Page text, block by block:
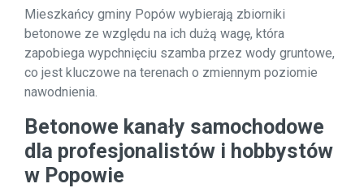
Mieszkańcy gminy Popów wybierają zbiorniki
betonowe ze względu na ich dużą wagę, która
zapobiega wypchnięciu szamba przez wody gruntowe,
co jest kluczowe na terenach o zmiennym poziomie
nawodnienia.
Betonowe kanały samochodowe
dla profesjonalistów i hobbystów
w Popowie